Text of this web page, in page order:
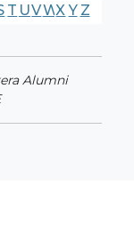
T UVWX Y Z
Alumni